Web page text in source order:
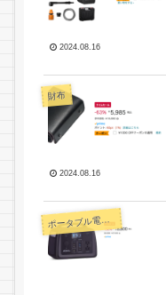
2024.08.16
財布
2024.08.16
ポータブル電源・蓄電池